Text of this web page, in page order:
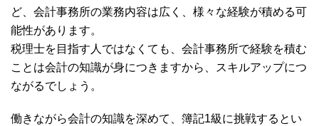
ど、会計事務所の業務内容は広く、様々な経験が積める可
能性があります。
税理士を目指す人ではなくても、会計事務所で経験を積む
ことは会計の知識が身につきますから、スキルアップにつ
ながるでしょう。
働きながら会計の知識を深めて、簿記1級に挑戦するとい